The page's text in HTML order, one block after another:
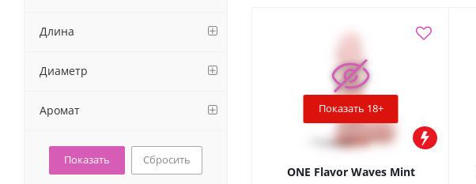
Показать 18+
ONE Flavor Waves Mint
Длина
Диаметр
Аромат
Сбросить